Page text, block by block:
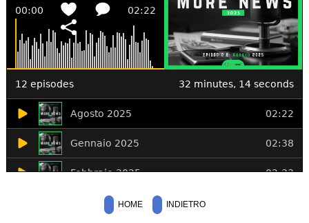
HOME INDIETRO